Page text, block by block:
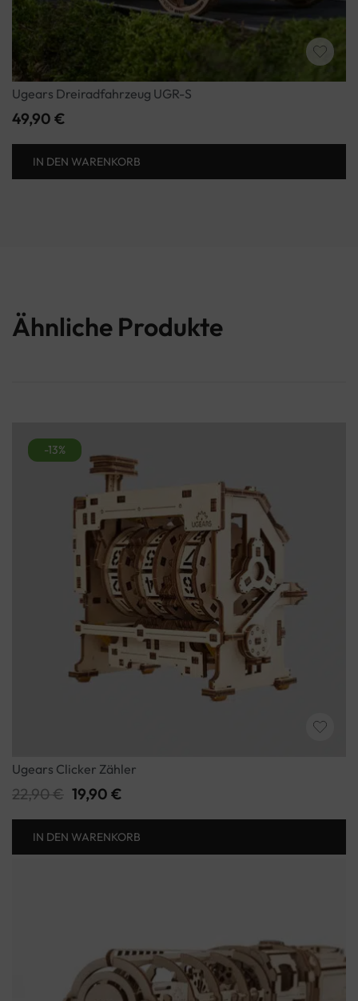
Ugears Dreiradfahrzeug UGR-S
49,90 €
IN DEN WARENKORB
Ähnliche Produkte
-13%
Ugears Clicker Zähler
22,90€ 19,90 €
IN DEN WARENKORB